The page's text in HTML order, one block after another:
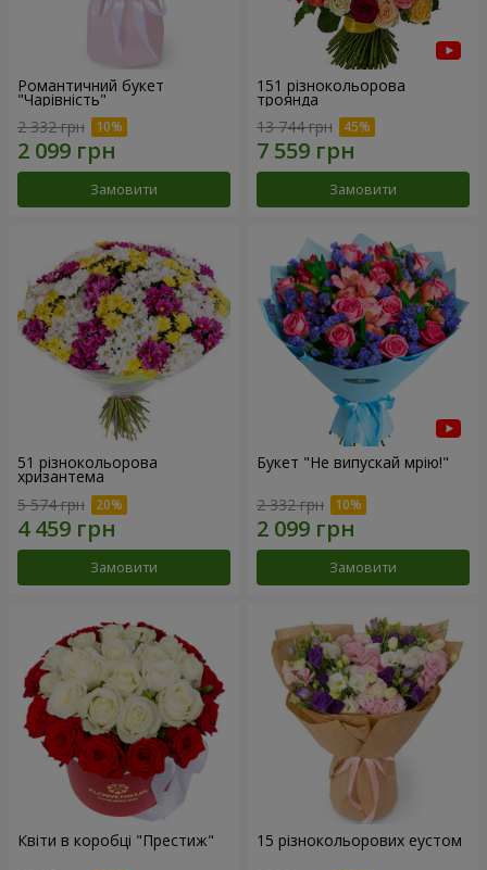
Романтичний букет
"Чарівність"
2 332 грн
Замовити
151 різнокольорова
троянда
13 744 грн
Замовити
51 різнокольорова
хризантема
5 574 грн
Замовити
Букет "Не випускай мрію!"
2 332 грн
Замовити
Квіти в коробці "Престиж" 15 різнокольорових еустом